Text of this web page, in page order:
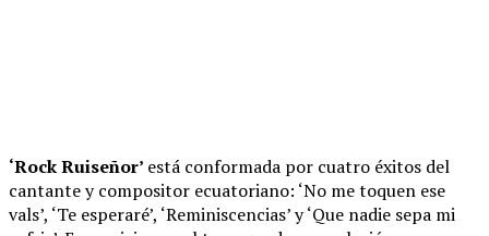
‘Rock Ruiseñor’ está conformada por cuatro éxitos del
cantante y compositor ecuatoriano: ‘No me toquen ese
vals’, ‘Te esperaré’, ‘Reminiscencias’ y ‘Que nadie sepa mi